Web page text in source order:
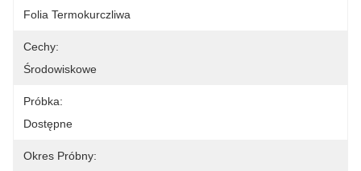
Folia Termokurczliwa
Cechy:
Środowiskowe
Próbka:
Dostępne
Okres Próbny: